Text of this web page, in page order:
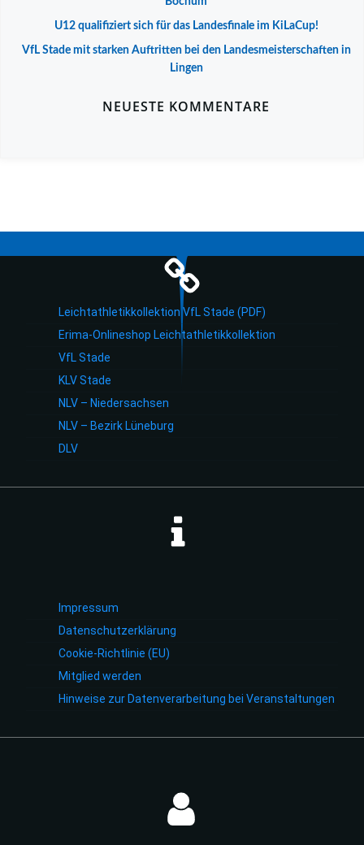
U12 qualifiziert sich für das Landesfinale im KiLaCup!
VfL Stade mit starken Auftritten bei den Landesmeisterschaften in
Lingen
NEUESTE KOMMENTARE
Leichtathletikkollektion VfL Stade (PDF)
Erima-Onlineshop Leichtathletikkollektion
VfL Stade
KLV Stade
NLV – Niedersachsen
NLV – Bezirk Lüneburg
DLV
Impressum
Datenschutzerklärung
Cookie-Richtlinie (EU)
Mitglied werden
Hinweise zur Datenverarbeitung bei Veranstaltungen